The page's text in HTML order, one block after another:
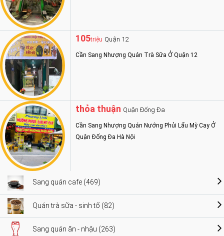
105triệu Quận 12
Cần Sang Nhượng Quán Trà Sữa Ở Quận 12
thỏa thuận Quận Đống Đa
Cần Sang Nhượng Quán Nướng Phủi Lẩu Mỳ Cay Ở
Quận Đống Đa Hà Nội
Sang quán cafe (469)
Quán trà sữa - sinh tố (82)
Sang quán ăn - nhậu (263)